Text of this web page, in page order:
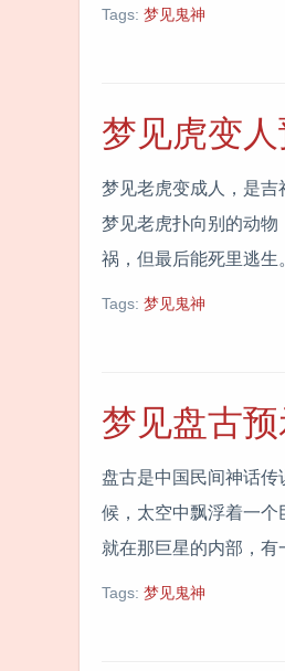
Tags: 梦见鬼神
梦见虎变
梦见老虎变成人，是
梦见老虎扑向别的动
祸，但最后能死里逃
Tags: 梦见鬼神
梦见盘古
盘古是中国民间神话
候，太空中飘浮着一个
就在那巨星的内部，有
Tags: 梦见鬼神